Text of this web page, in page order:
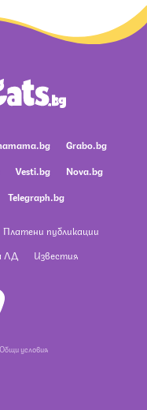
Grabo.bg
Vesti.bg
Nova.bg
Telegraph.bg
Платени публикации
ЛД Известия
Общи условия